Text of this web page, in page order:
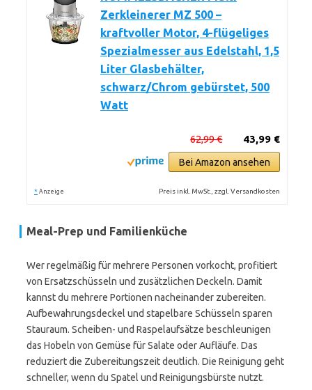
Zerkleinerer MZ 500 –
kraftvoller Motor, 4-flügeliges
Spezialmesser aus Edelstahl, 1,5
Liter Glasbehälter,
schwarz/Chrom gebürstet, 500
Watt
43,99 €
62,99 €
Bei Amazon ansehen
* Anzeige Preis inkl. MwSt., zzgl. Versandkosten
Meal-Prep und Familienküche
Wer regelmäßig für mehrere Personen vorkocht, profitiert
von Ersatzschüsseln und zusätzlichen Deckeln. Damit
kannst du mehrere Portionen nacheinander zubereiten.
Aufbewahrungsdeckel und stapelbare Schüsseln sparen
Stauraum. Scheiben- und Raspelaufsätze beschleunigen
das Hobeln von Gemüse für Salate oder Aufläufe. Das
reduziert die Zubereitungszeit deutlich. Die Reinigung geht
schneller, wenn du Spatel und Reinigungsbürste nutzt.